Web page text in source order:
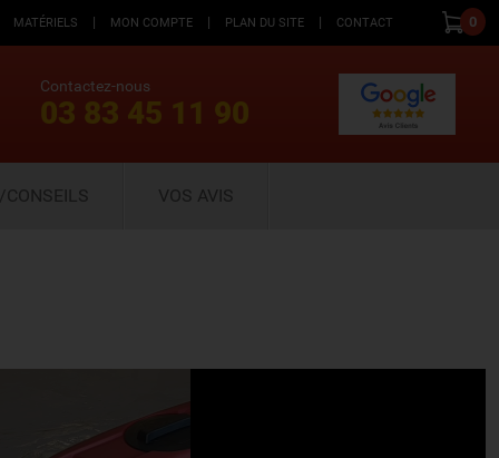
0
MATÉRIELS | MON COMPTE | PLAN DU SITE | CONTACT
Contactez-nous
03 83 45 11 90
VOS AVIS